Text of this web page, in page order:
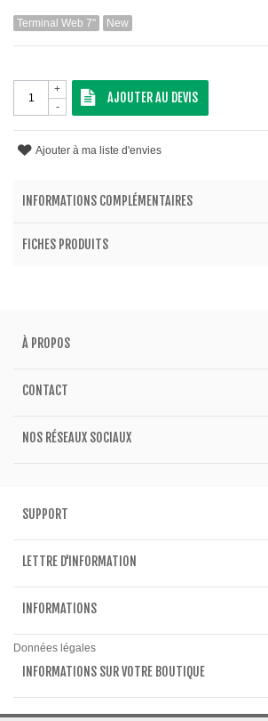
Terminal Web 7'' New
-
+
AJOUTER AU DEVIS
Ajouter à ma liste d'envies
INFORMATIONS COMPLÉMENTAIRES
FICHES PRODUITS
À PROPOS
CONTACT
NOS RÉSEAUX SOCIAUX
SUPPORT
LETTRE D'INFORMATION
INFORMATIONS
Données légales
INFORMATIONS SUR VOTRE BOUTIQUE